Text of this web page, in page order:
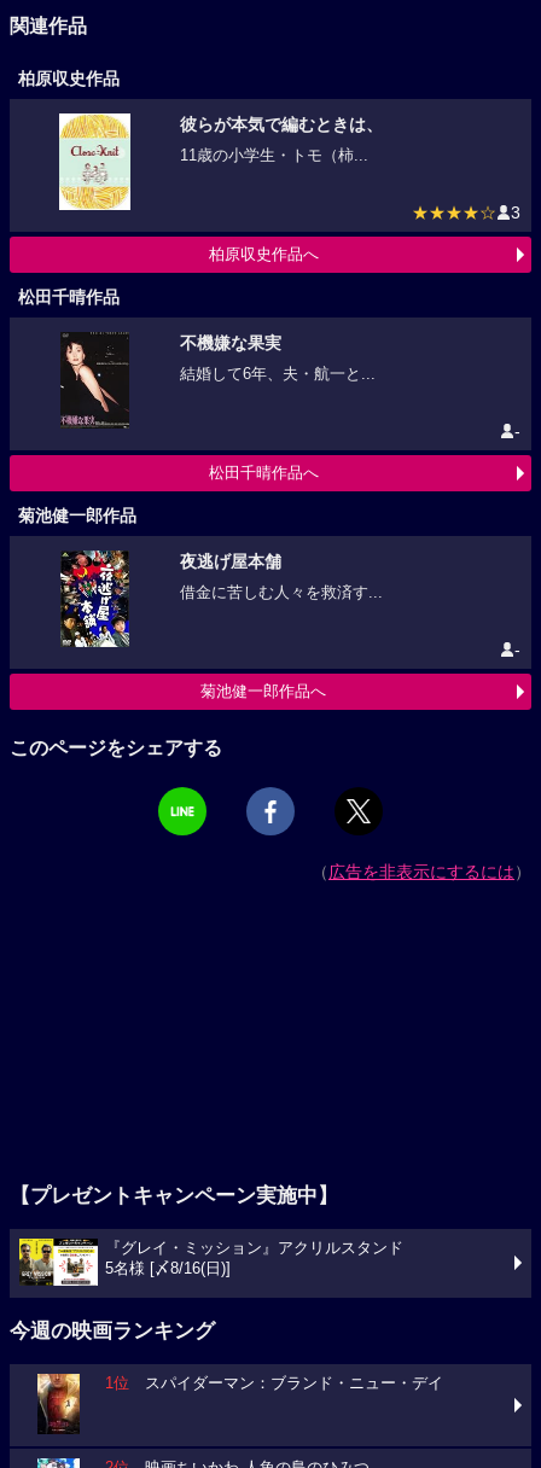
関連作品
柏原収史作品
彼らが本気で編むときは、
11歳の小学生・トモ（柿...
★★★★☆ 3
柏原収史作品へ
松田千晴作品
不機嫌な果実
結婚して6年、夫・航一と...
-
松田千晴作品へ
菊池健一郎作品
夜逃げ屋本舗
借金に苦しむ人々を救済す...
-
菊池健一郎作品へ
このページをシェアする
（広告を非表示にするには）
【プレゼントキャンペーン実施中】
『グレイ・ミッション』アクリルスタンド
5名様 [〆8/16(日)]
今週の映画ランキング
1位 スパイダーマン：ブランド・ニュー・デイ